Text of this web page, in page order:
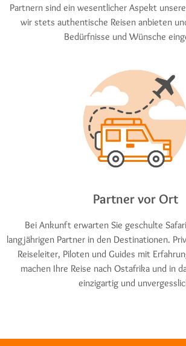
Partnern sind ein wesentlicher Aspekt
wir stets authentische Reisen anbieten
Bedürfnisse und Wünsche
Partner vor Ort
Bei Ankunft erwarten Sie geschulte
langjährigen Partner in den Destinationen.
Reiseleiter, Piloten und Guides mit
machen Ihre Reise nach Ostafrika und in
einzigartig und